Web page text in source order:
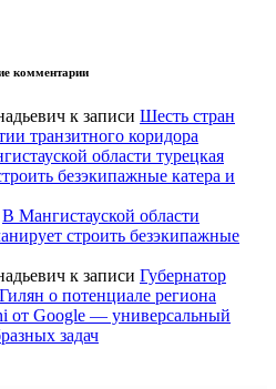
комментарии
к записи Шесть стран
транзитного коридора
области турецкая
безэкипажные катера и
В Мангистауской области
строить безэкипажные
к записи Губернатор
о потенциале региона
от Google — универсальный
задач